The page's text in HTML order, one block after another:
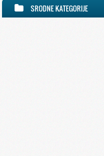
SRODNE KATEGORIJE